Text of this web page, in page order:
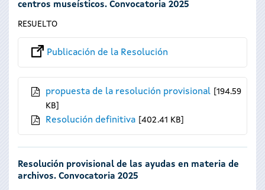
centros museísticos. Convocatoria 2025
RESUELTO
Publicación de la Resolución
propuesta de la resolución provisional
194.59
KB
Resolución definitiva 402.41 KB
Resolución provisional de las ayudas en materia de
archivos. Convocatoria 2025